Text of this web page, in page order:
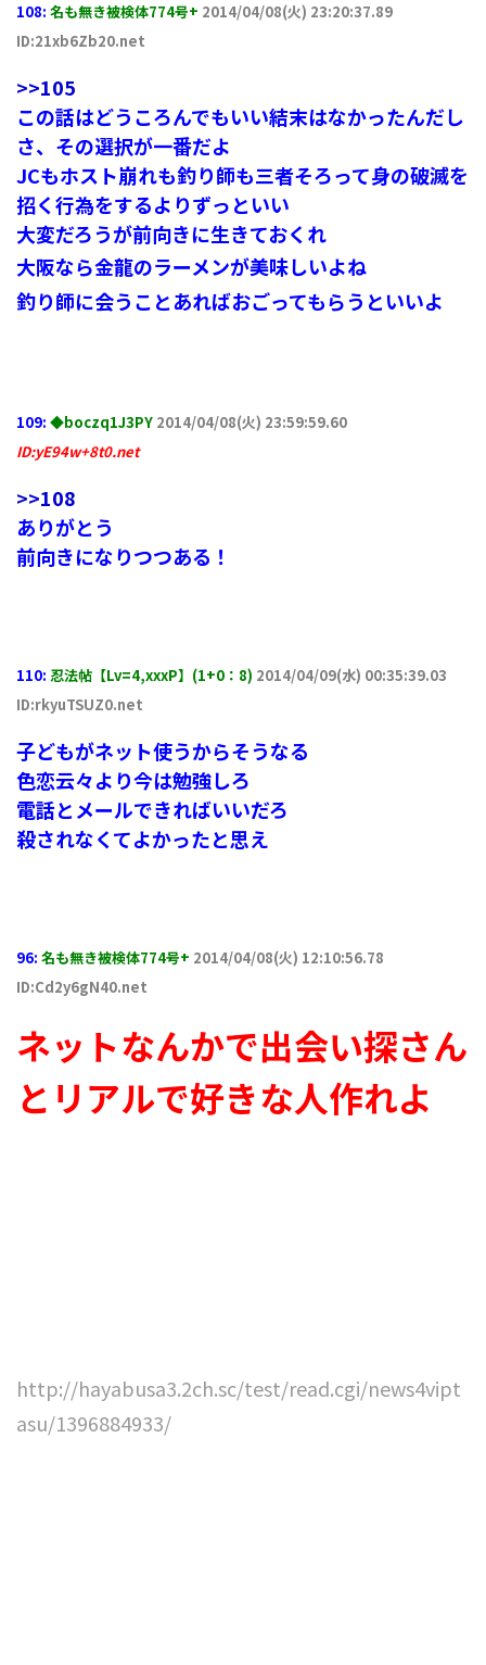
108: 名も無き被検体774号+ 2014/04/08(火) 23:20:37.89
ID:21xb6Zb20.net
>>105
この話はどうころんでもいい結末はなかったんだし
さ、その選択が一番だよ
JCもホスト崩れも釣り師も三者そろって身の破滅を
招く行為をするよりずっといい
大変だろうが前向きに生きておくれ
大阪なら金龍のラーメンが美味しいよね
釣り師に会うことあればおごってもらうといいよ
109: ◆boczq1J3PY 2014/04/08(火) 23:59:59.60
ID:yE94w+8t0.net
>>108
ありがとう
前向きになりつつある！
110: 忍法帖【Lv=4,xxxP】(1+0：8) 2014/04/09(水) 00:35:39.03
ID:rkyuTSUZ0.net
子どもがネット使うからそうなる
色恋云々より今は勉強しろ
電話とメールできればいいだろ
殺されなくてよかったと思え
96: 名も無き被検体774号+ 2014/04/08(火) 12:10:56.78
ID:Cd2y6gN40.net
ネットなんかで出会い探さん
とリアルで好きな人作れよ
http://hayabusa3.2ch.sc/test/read.cgi/news4vipt
asu/1396884933/